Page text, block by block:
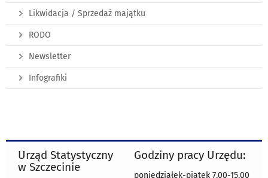
Likwidacja / Sprzedaż majątku
RODO
Newsletter
Infografiki
Urząd Statystyczny
w Szczecinie
Godziny pracy Urzędu:
poniedziałek-piątek 7.00-15.00